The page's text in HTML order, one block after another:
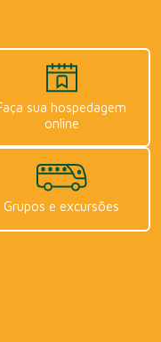
sua hospedagem
online
Grupos e excursões